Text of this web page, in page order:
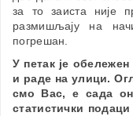
за то заиста није
размишљају на
погрешан.
У петак је
и раде на улици.
смо Вас, е сада
статистички